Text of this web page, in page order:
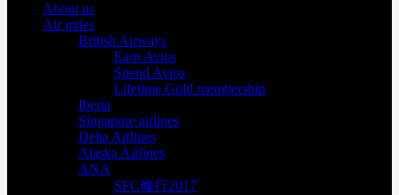
About us
Air miles
British Airways
Earn Avios
Spend Avios
Lifetime Gold membership
Iberia
Singapore airlines
Delta Airlines
Alaska Airlines
ANA
SFC修行2017